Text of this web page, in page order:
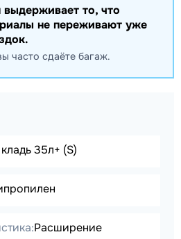
то, что
не переживают уже
часто сдаёте багаж.
35л+ (S)
Расширение